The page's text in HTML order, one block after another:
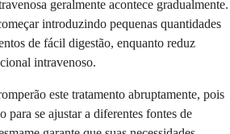
geralmente acontece gradualmente.
introduzindo pequenas quantidades
de fácil digestão, enquanto reduz
intravenoso.
este tratamento abruptamente, pois
para se ajustar a diferentes fontes de